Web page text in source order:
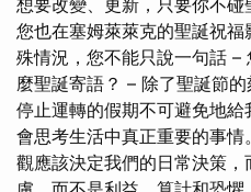
想要改變、更新，只要你不
您也在塞姆萊萊克的聖誕祝
殊情況，您不能只說一句話 –
麼聖誕寄語？ – 除了聖誕節
停止運轉的假期不可避免地
會思考生活中真正重要的事情
觀應該決定我們的日常決策